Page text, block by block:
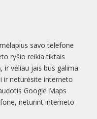
savo telefone
ryšio reikia tiktais
ir vėliau jais bus galima
ir neturėsite interneto
Google Maps
neturint interneto